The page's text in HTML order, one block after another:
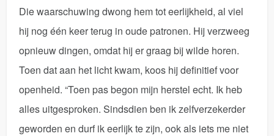
Die waarschuwing dwong hem tot eerlijkheid, al viel
hij nog één keer terug in oude patronen. Hij verzweeg
opnieuw dingen, omdat hij er graag bij wilde horen.
Toen dat aan het licht kwam, koos hij definitief voor
openheid. “Toen pas begon mijn herstel echt. Ik heb
alles uitgesproken. Sindsdien ben ik zelfverzekerder
geworden en durf ik eerlijk te zijn, ook als iets me niet